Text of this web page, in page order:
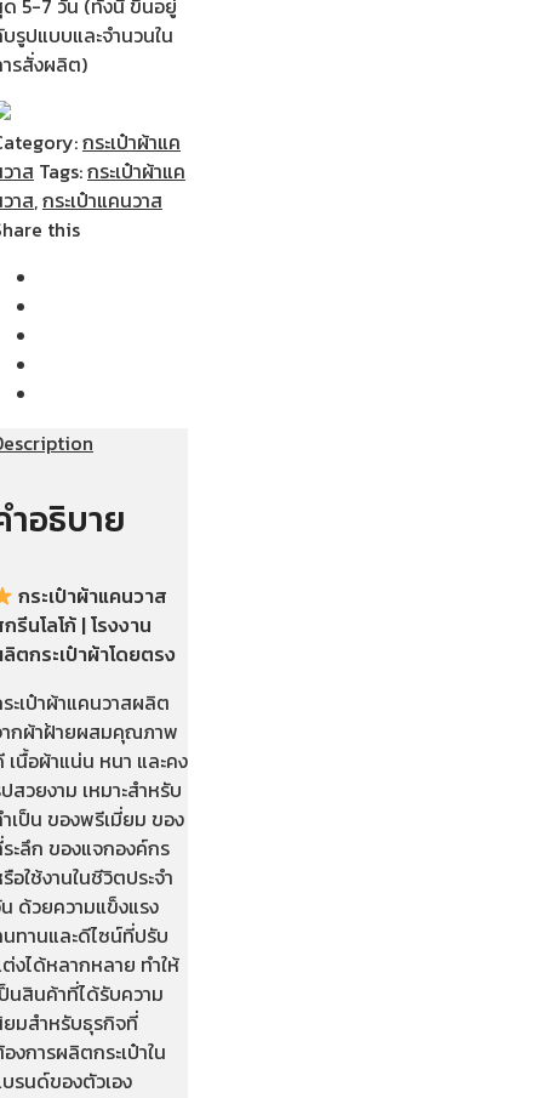
5-7 วัน (ทั้งนี้ ขึ้นอยู่
รูปแบบและจำนวนใน
รสั่งผลิต)
กระเป๋าผ้าแค
าส Tags:กระเป๋าผ้าแค
าส,กระเป๋าแคนวาส
this
ำอธิบาย
กระเป๋าผ้าแคนวาส
รีนโลโก้ | โรงงาน
ตกระเป๋าผ้าโดยตรง
ะเป๋าผ้าแคนวาสผลิต
กผ้าฝ้ายผสมคุณภาพ
เนื้อผ้าแน่น หนา และคง
สวยงาม เหมาะสำหรับ
เป็น ของพรีเมี่ยม ของ
ะลึก ของแจกองค์กร
อใช้งานในชีวิตประจำ
ด้วยความแข็งแรง
ทานและดีไซน์ที่ปรับ
งได้หลากหลาย ทำให้
นสินค้าที่ได้รับความ
มสำหรับธุรกิจที่
งการผลิตกระเป๋าใน
รนด์ของตัวเอง